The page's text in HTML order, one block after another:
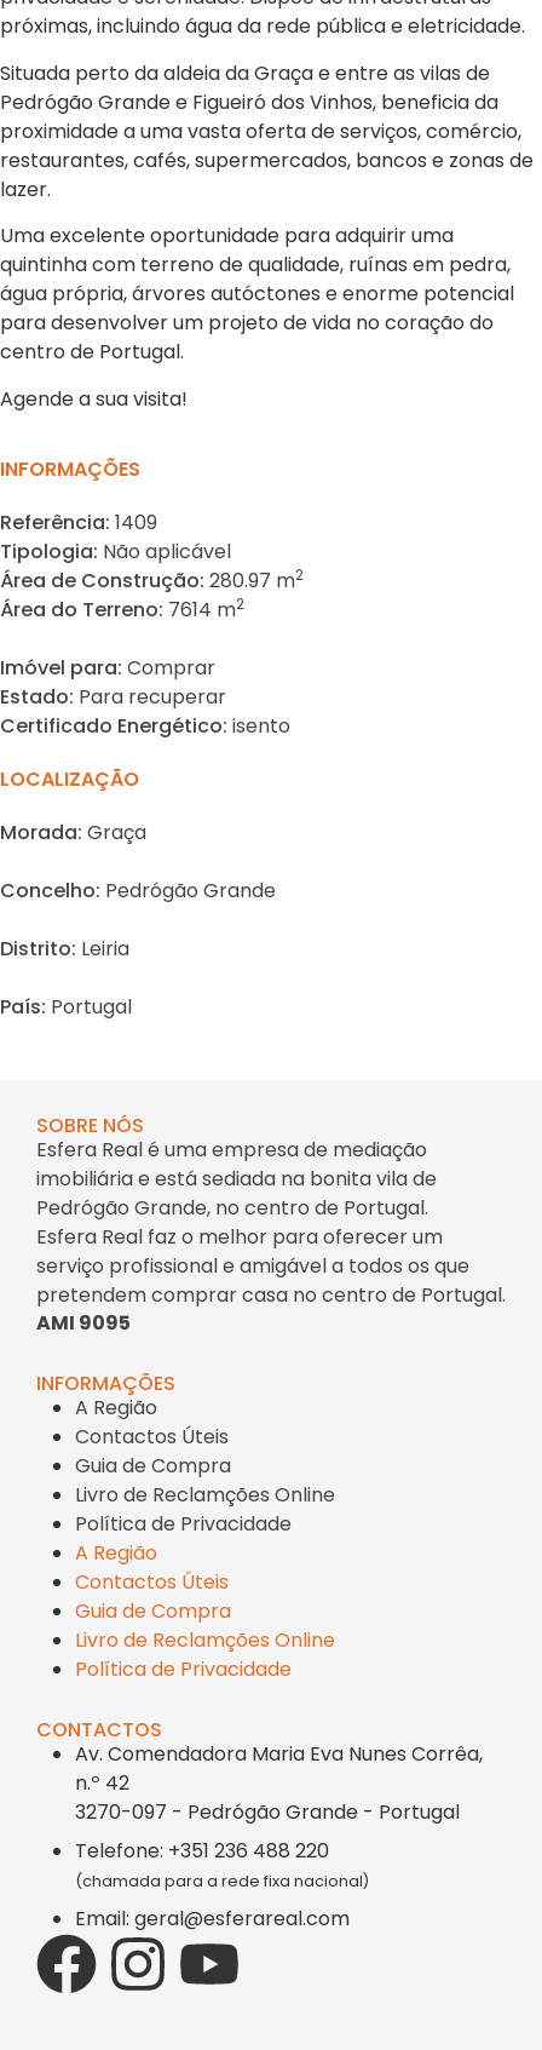
próximas, incluindo água da rede pública e eletricidade.
Situada perto da aldeia da Graça e entre as vilas de
Pedrógão Grande e Figueiró dos Vinhos, beneficia da
proximidade a uma vasta oferta de serviços, comércio,
restaurantes, cafés, supermercados, bancos e zonas de
lazer.
Uma excelente oportunidade para adquirir uma
quintinha com terreno de qualidade, ruínas em pedra,
água própria, árvores autóctones e enorme potencial
para desenvolver um projeto de vida no coração do
centro de Portugal.
Agende a sua visita!
INFORMAÇÕES
Referência: 1409
Tipologia: Não aplicável
Área de Construção: 280.97 m2
Área do Terreno: 7614 m2
Imóvel para: Comprar
Estado: Para recuperar
Certificado Energético: isento
LOCALIZAÇÃO
Morada: Graça
Concelho: Pedrógão Grande
Distrito: Leiria
País: Portugal
SOBRE NÓS
Esfera Real é uma empresa de mediação
imobiliária e está sediada na bonita vila de
Pedrógão Grande, no centro de Portugal.
Esfera Real faz o melhor para oferecer um
serviço profissional e amigável a todos os que
pretendem comprar casa no centro de Portugal.
AMI 9095
INFORMAÇÕES
A Região
Contactos Úteis
Guia de Compra
Livro de Reclamções Online
Política de Privacidade
A Região
Contactos Úteis
Guia de Compra
Livro de Reclamções Online
Política de Privacidade
CONTACTOS
Av. Comendadora Maria Eva Nunes Corrêa,
n.º 42
3270-097 - Pedrógão Grande - Portugal
Telefone: +351 236 488 220
(chamada para a rede fixa nacional)
Email: geral@esferareal.com